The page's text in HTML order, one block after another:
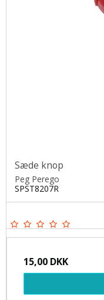
Sæde knop
Peg Perego
SPST8207R
15,00 DKK